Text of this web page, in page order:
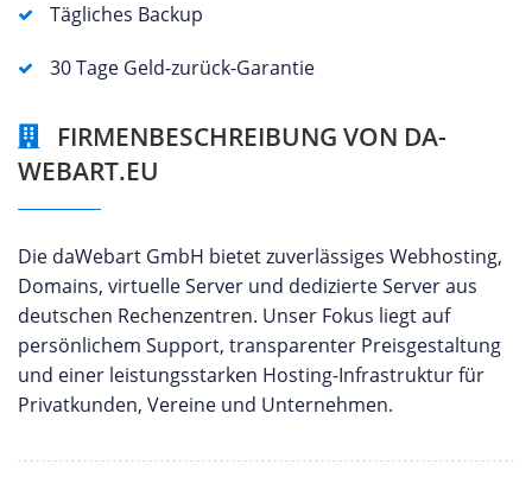
Tägliches Backup
30 Tage Geld-zurück-Garantie
FIRMENBESCHREIBUNG VON DA-
WEBART.EU
Die daWebart GmbH bietet zuverlässiges Webhosting,
Domains, virtuelle Server und dedizierte Server aus
deutschen Rechenzentren. Unser Fokus liegt auf
persönlichem Support, transparenter Preisgestaltung
und einer leistungsstarken Hosting-Infrastruktur für
Privatkunden, Vereine und Unternehmen.